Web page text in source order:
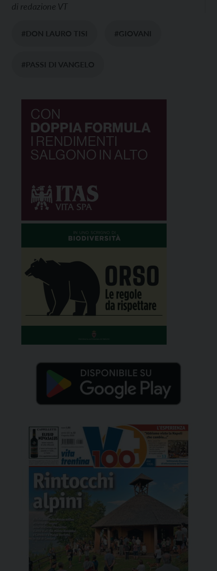
di redazione VT
#DON LAURO TISI #GIOVANI
#PASSI DI VANGELO